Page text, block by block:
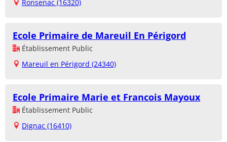
Ronsenac (16320)
Ecole Primaire de Mareuil En Périgord
Établissement Public
Mareuil en Périgord (24340)
Ecole Primaire Marie et Francois Mayoux
Établissement Public
Dignac (16410)